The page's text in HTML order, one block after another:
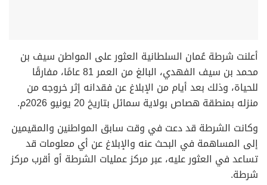
أعلنت شرطة عُمان السلطانية العثور على المواطن سيف بن
محمد بن سيف الفهدي، البالغ من العمر 81 عامًا، مفارقًا
للحياة، وذلك بعد أيام من الإبلاغ عن فقدانه إثر خروجه من
منزله بمنطقة هصاص بولاية سمائل بتاريخ 20 يونيو 2026م.
وكانت الشرطة قد دعت في وقت سابق المواطنين والمقيمين
إلى المساهمة في البحث عنه والإبلاغ عن أي معلومات قد
تساعد في العثور عليه، عبر مركز عمليات الشرطة أو أقرب مركز
شرطة.